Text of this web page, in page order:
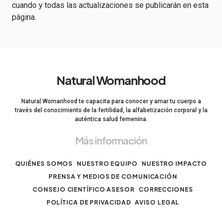
cuando y todas las actualizaciones se publicarán en esta
página.
Natural Womanhood
Natural Womanhood te capacita para conocer y amar tu cuerpo a
través del conocimiento de la fertilidad, la alfabetización corporal y la
auténtica salud femenina.
Más información
QUIÉNES SOMOS NUESTRO EQUIPO
NUESTRO IMPACTO
PRENSA Y MEDIOS DE COMUNICACIÓN
CONSEJO CIENTÍFICO ASESOR CORRECCIONES
POLÍTICA DE PRIVACIDAD AVISO LEGAL